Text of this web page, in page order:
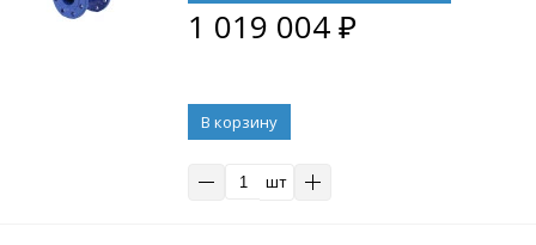
1 019 004₽
В корзину
шт